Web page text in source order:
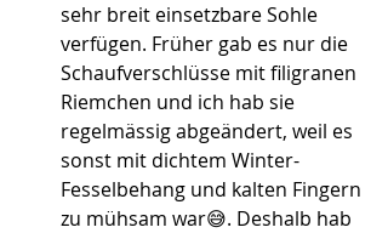
sehr breit einsetzbare Sohle
verfügen. Früher gab es nur die
Schaufverschlüsse mit filigranen
Riemchen und ich hab sie
regelmässig abgeändert, weil es
sonst mit dichtem Winter-
Fesselbehang und kalten Fingern
zu mühsam war😅. Deshalb hab